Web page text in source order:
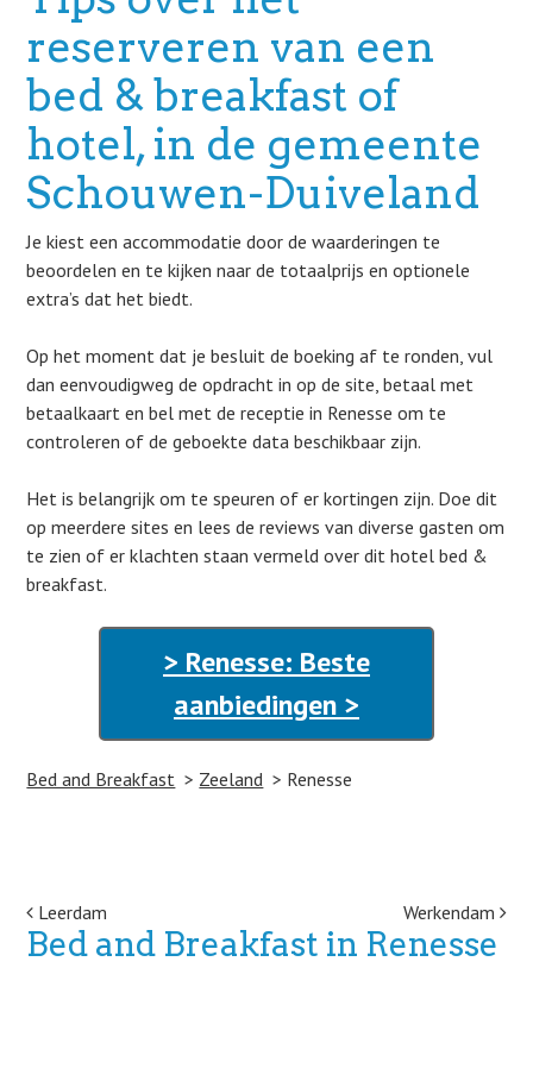
reserveren van een
bed & breakfast of
hotel, in de gemeente
Schouwen-Duiveland
Je kiest een accommodatie door de waarderingen te
beoordelen en te kijken naar de totaalprijs en optionele
extra’s dat het biedt.
Op het moment dat je besluit de boeking af te ronden, vul
dan eenvoudigweg de opdracht in op de site, betaal met
betaalkaart en bel met de receptie in Renesse om te
controleren of de geboekte data beschikbaar zijn.
Het is belangrijk om te speuren of er kortingen zijn. Doe dit
op meerdere sites en lees de reviews van diverse gasten om
te zien of er klachten staan vermeld over dit hotel bed &
breakfast.
> Renesse: Beste
aanbiedingen >
Bed and Breakfast Zeeland Renesse
Post navigation
Leerdam Werkendam
Bed and Breakfast in Renesse